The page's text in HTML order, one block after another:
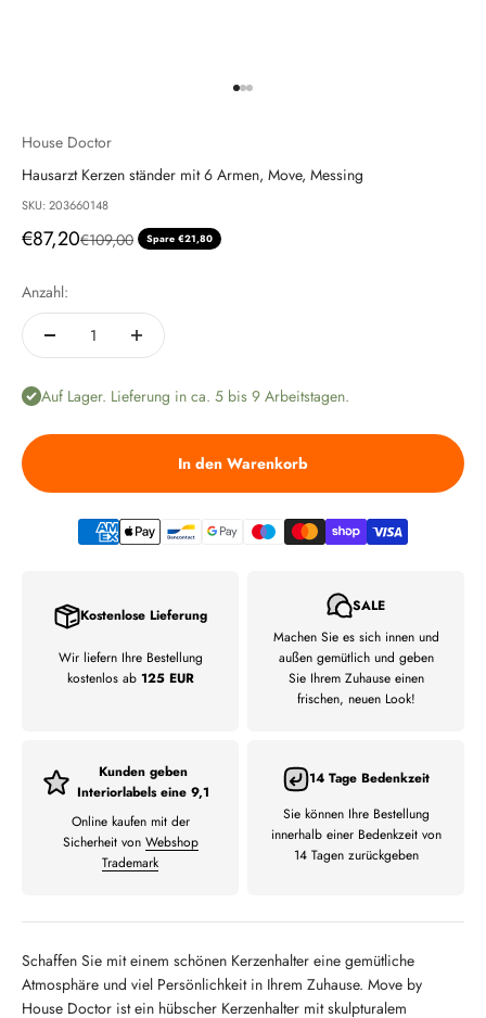
House Doctor
Hausarzt Kerzen ständer mit 6 Armen, Move, Messing
SKU: 203660148
Angebot
€87,20Regulärer Preis
€109,00 Spare €21,80
Anzahl:
Auf Lager. Lieferung in ca. 5 bis 9 Arbeitstagen.
In den Warenkorb
Kostenlose Lieferung
Wir liefern Ihre Bestellung
kostenlos ab 125 EUR
SALE
Machen Sie es sich innen und
außen gemütlich und geben
Sie Ihrem Zuhause einen
frischen, neuen Look!
Kunden geben
Interiorlabels eine 9,1
Online kaufen mit der
Sicherheit von Webshop
Trademark
14 Tage Bedenkzeit
Sie können Ihre Bestellung
innerhalb einer Bedenkzeit von
14 Tagen zurückgeben
Schaffen Sie mit einem schönen Kerzenhalter eine gemütliche
Atmosphäre und viel Persönlichkeit in Ihrem Zuhause. Move by
House Doctor ist ein hübscher Kerzenhalter mit skulpturalem